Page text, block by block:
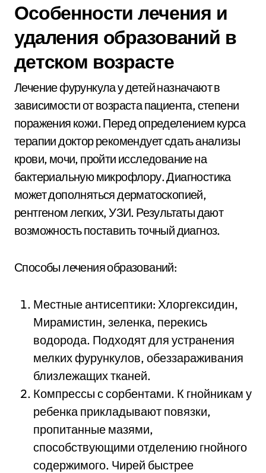
Особенности лечения и
удаления образований в
детском возрасте
Лечение фурункула у детей назначают в
зависимости от возраста пациента, степени
поражения кожи. Перед определением курса
терапии доктор рекомендует сдать анализы
крови, мочи, пройти исследование на
бактериальную микрофлору. Диагностика
может дополняться дерматоскопией,
рентгеном легких, УЗИ. Результаты дают
возможность поставить точный диагноз.
Способы лечения образований:
Местные антисептики: Хлоргексидин,
Мирамистин, зеленка, перекись
водорода. Подходят для устранения
мелких фурункулов, обеззараживания
близлежащих тканей.
Компрессы с сорбентами. К гнойникам у
ребенка прикладывают повязки,
пропитанные мазями,
способствующими отделению гнойного
содержимого. Чирей быстрее